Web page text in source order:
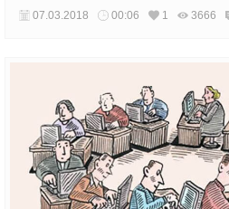
alacaklar da görülebiliyor.
07.03.2018 00:06 1 3666